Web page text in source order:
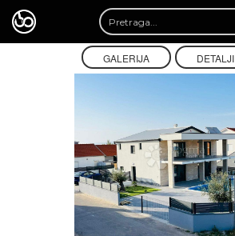
GALERIJA DETALJI